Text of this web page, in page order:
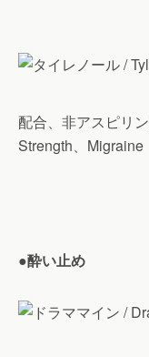
配合、非アスピリ
Strength、Migraine
●酔い止め